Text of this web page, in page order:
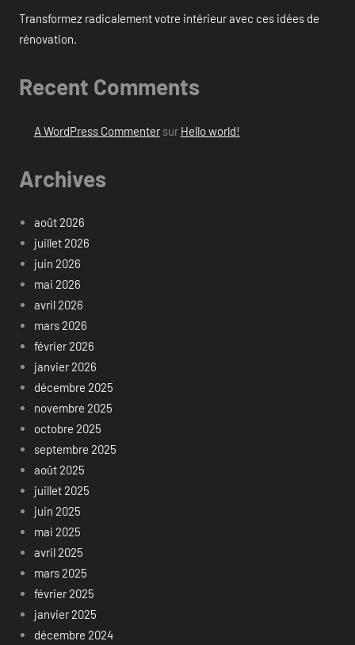
Transformez radicalement votre intérieur avec ces idées de
rénovation.
Recent Comments
A WordPress Commentersur Hello world!
Archives
août 2026
juillet 2026
juin 2026
mai 2026
avril 2026
mars 2026
février 2026
janvier 2026
décembre 2025
novembre 2025
octobre 2025
septembre 2025
août 2025
juillet 2025
juin 2025
mai 2025
avril 2025
mars 2025
février 2025
janvier 2025
décembre 2024